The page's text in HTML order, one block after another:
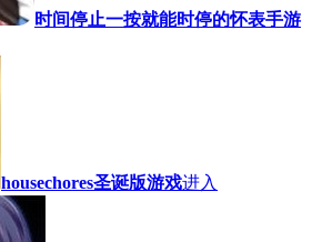
时间停止一按就能时停的怀表手游
housechores圣诞版游戏进入